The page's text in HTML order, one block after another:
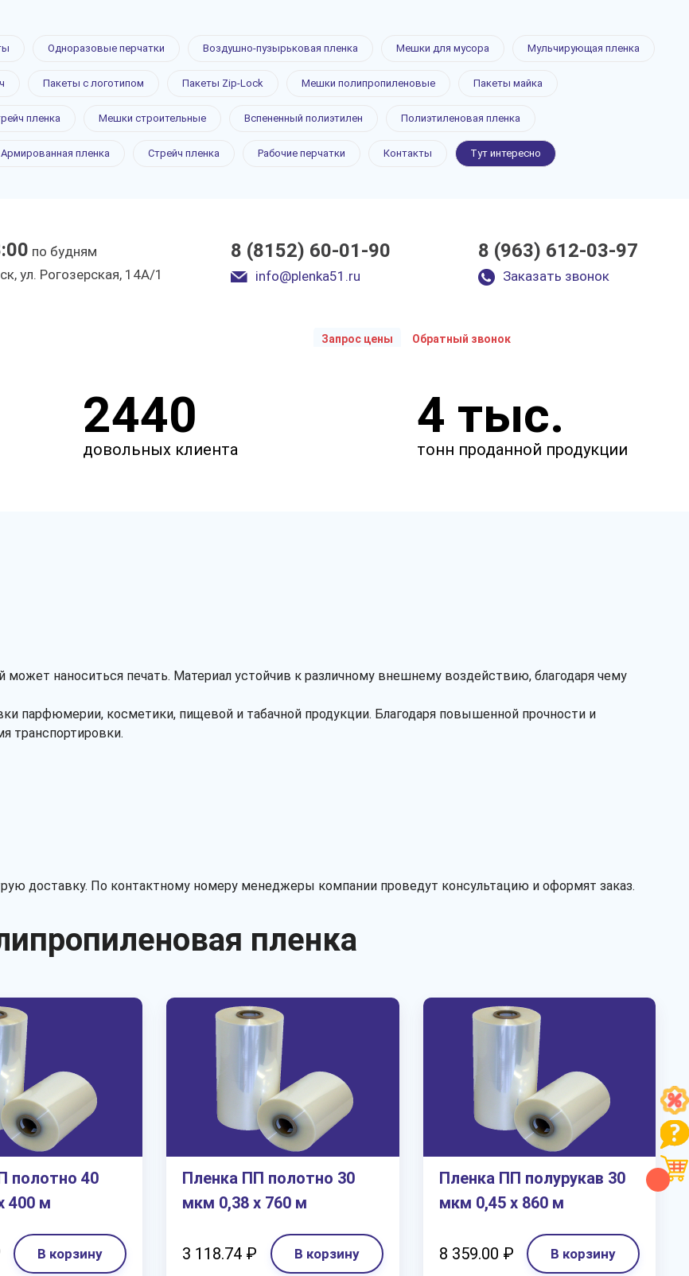
Одноразовые перчатки Воздушно-пузырьковая пленка Мешки для мусора Мульчирующая пленка
Пакеты с логотипом Пакеты Zip-Lock Мешки полипропиленовые Пакеты майка
пленка Мешки строительные Вспененный полиэтилен Полиэтиленовая пленка
Армированная пленка Стрейч пленка Рабочие перчатки Контакты Тут интересно
по будням
ул. Рогозерская, 14А/1
8 (8152) 60-01-90
info@plenka51.ru
8 (963) 612-03-97
Заказать звонок
Запрос цены Обратный звонок
Укажите параметры
Чтобы мы смогли рассчитать
стоимость товаров.
Тип
Рассчитать
2440
довольных клиента
4 тыс.
тонн проданной продукции
может наноситься печать. Материал устойчив к различному внешнему воздействию, благодаря чему
парфюмерии, косметики, пищевой и табачной продукции. Благодаря повышенной прочности и
транспортировки.
доставку. По контактному номеру менеджеры компании проведут консультацию и оформят заказ.
пленка
полотно 40
400 м
В корзину
Пленка ПП полотно 30
мкм 0,38 х 760 м
3 118.74 ₽ В корзину
Пленка ПП полурукав 30
мкм 0,45 х 860 м
8 359.00 ₽ В корзину